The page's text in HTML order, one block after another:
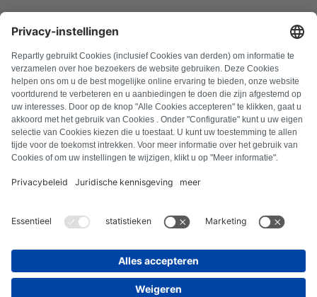
FAQ
Alle foutcodes
Over ons
Druk op
Colofon
Algemene voorwaarden
Cookiebeleid
Contract herroepen